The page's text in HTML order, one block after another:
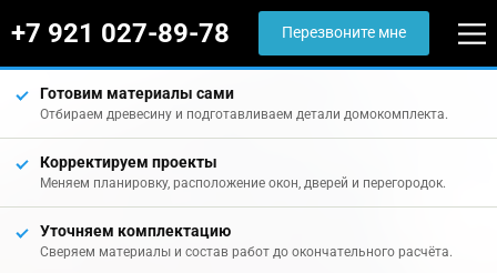
+7 921 027-89-78 Перезвоните мне
Готовим материалы сами
Отбираем древесину и подготавливаем детали домокомплекта.
Корректируем проекты
Меняем планировку, расположение окон, дверей и перегородок.
Уточняем комплектацию
Сверяем материалы и состав работ до окончательного расчёта.